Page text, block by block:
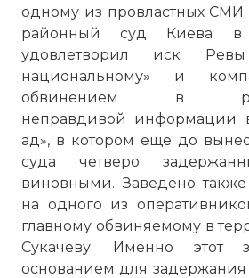
одному из провластных
районный суд Киева
удовлетворил иск
национальному» и
обвинением в
неправдивой информации
ад», в котором еще до
суда четверо
виновными. Заведено
на одного из
главному обвиняемому в
Сукачеву. Именно этот
основанием для задержания